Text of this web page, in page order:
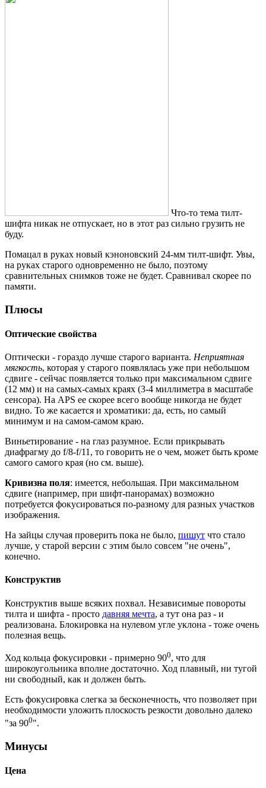
Что-то тема тилт-
шифта никак не отпускает, но в этот раз сильно грузить не
буду.
Помацал в руках новый кэноновский 24-мм тилт-шифт. Увы,
на руках старого одновременно не было, поэтому
сравнительных снимков тоже не будет. Сравнивал скорее по
памяти.
Плюсы
Оптические свойства
Оптически - гораздо лучше старого варианта. Неприятная
мягкость, которая у старого появлялась уже при небольшом
сдвиге - сейчас появляется только при максимальном сдвиге
(12 мм) и на самых-самых краях (3-4 миллиметра в масштабе
сенсора). На APS ее скорее всего вообще никогда не будет
видно. То же касается и хроматики: да, есть, но самый
минимум и на самом-самом краю.
Виньетирование - на глаз разумное. Если прикрывать
диафрагму до f/8-f/11, то говорить не о чем, может быть кроме
самого самого края (но см. выше).
Кривизна поля: имеется, небольшая. При максимальном
сдвиге (например, при шифт-панорамах) возможно
потребуется фокусироваться по-разному для разных участков
изображения.
На зайцы случая проверить пока не было, пишут что стало
лучше, у старой версии с этим было совсем "не очень",
конечно.
Конструктив
Конструктив выше всяких похвал. Независимые повороты
тилта и шифта - просто давняя мечта, а тут она раз - и
реализована. Блокировка на нулевом угле уклона - тоже очень
полезная вещь.
Ход кольца фокусировки - примерно 900, что для
широкоугольника вполне достаточно. Ход плавный, ни тугой
ни свободный, как и должен быть.
Есть фокусировка слегка за бесконечность, что позволяет при
необходимости уложить плоскость резкости довольно далеко
"за 900".
Минусы
Цена